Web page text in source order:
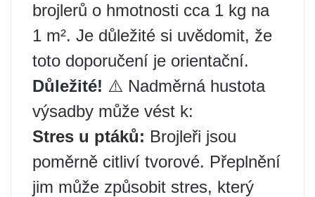
brojlerů o hmotnosti cca 1 kg na
1 m². Je důležité si uvědomit, že
toto doporučení je orientační.
Důležité! ⚠️ Nadměrná hustota
výsadby může vést k:
Stres u ptáků: Brojleři jsou
poměrně citliví tvorové. Přeplnění
jim může způsobit stres, který